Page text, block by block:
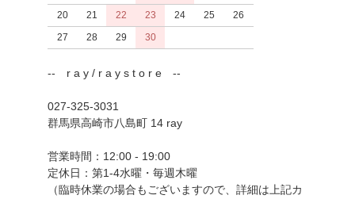
20
21 22 23 24 25
26
27
28 29 30
-- r a y / r a y s t o r e --
027-325-3031
群馬県高崎市八島町 14 ray
営業時間：12:00 - 19:00
定休日：第1-4水曜・毎週木曜
（臨時休業の場合もございますので、詳細は上記カ